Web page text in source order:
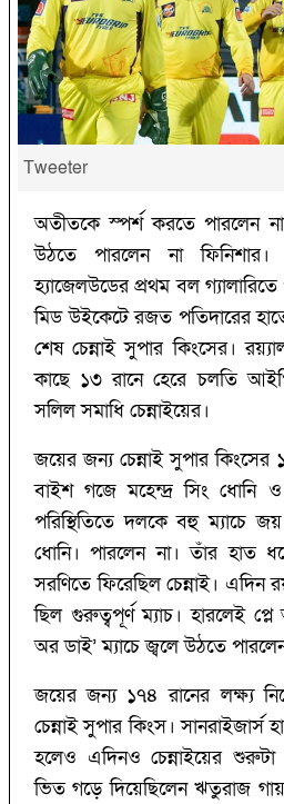
Tweeter
অতীতকে স্পর্শ করতে পারলেন না
উঠতে পারলেন না
হ্যাজেলউডের প্রথম বল
মিড উইকেটে রজত পতিদারের
শেষ চেন্নাই সুপার কিংসের। রয়্যাল
কাছে ১৩ রানে হেরে চলতি
সলিল সমাধি চেন্নাইয়ের।
জয়ের জন্য চেন্নাই সুপার
বাইশ গজে মহেন্দ্র সিং
পরিস্থিতিতে দলকে বহু ম্যাচে
ধোনি। পারলেন না। তাঁর হাত
সরণিতে ফিরেছিল চেন্নাই। এদিন
ছিল গুরুত্বপূর্ণ ম্যাচ। হারলেই
অর ডাই’‌ ম্যাচে জ্বলে উঠতে
জয়ের জন্য ১৭৪ রানের লক্ষ্য
চেন্নাই সুপার কিংস। সানরাইজার্স
হলেও এদিনও চেন্নাইয়ের শুরুটা
ভিত গড়ে দিয়েছিলেন ঋতুরাজ